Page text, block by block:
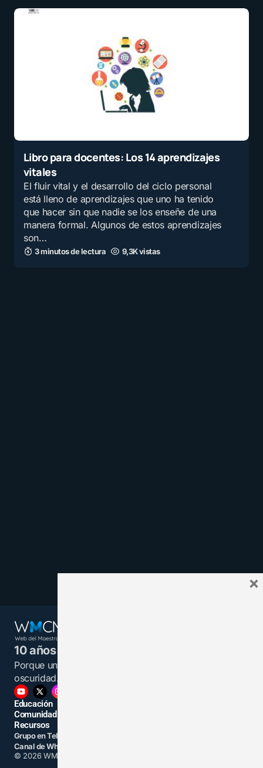
Libro para docentes: Los 14 aprendizajes
vitales
El fluir vital y el desarrollo del ciclo personal
está lleno de aprendizajes que uno ha tenido
que hacer sin que nadie se los enseñe de una
manera formal. Algunos de estos aprendizajes
son…
3 minutos de lectura 9,3K vistas
10 años juntos y más unidos.
Porque un maestro informado es una luz en la
oscuridad.
Educación
Comunidad
Recursos
Grupo en Telegram
Canal de WhatsApp
© 2026 WMCMF. Todos los derechos reservados.
×